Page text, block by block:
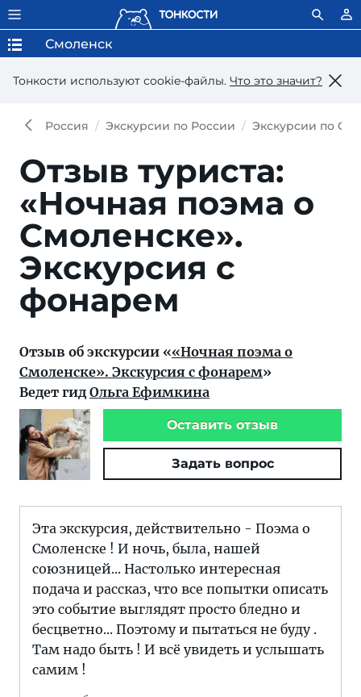
Тонкости используют сookie-файлы. Что это значит?
Смоленск
Россия Экскурсии по России Экскурсии по
Отзыв туриста:
«Ночная поэма о
Смоленске».
Экскурсия с
фонарем
Отзыв об экскурсии ««Ночная поэма о
Смоленске». Экскурсия с фонарем»
Ведет гид Ольга Ефимкина
Оставить отзыв
Задать вопрос
Эта экскурсия, действительно - Поэма о
Смоленске ! И ночь, была, нашей
союзницей... Настолько интересная
подача и рассказ, что все попытки описать
это событие выглядят просто бледно и
бесцветно... Поэтому и пытаться не буду .
Там надо быть ! И всё увидеть и услышать
самим !